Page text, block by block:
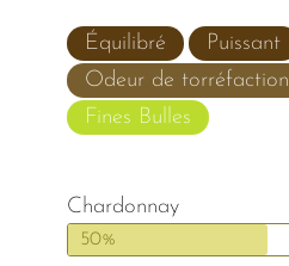
Équilibré Puissant
Odeur de torréfaction
Fines Bulles
Chardonnay
50%